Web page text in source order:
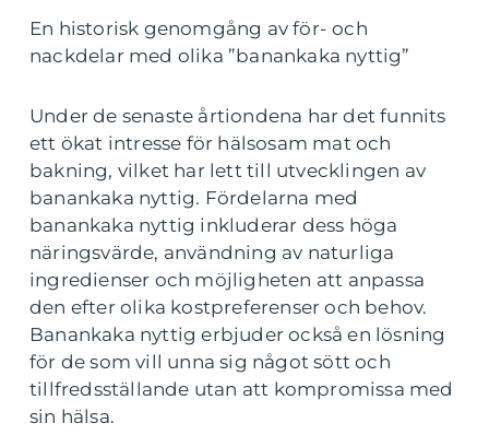
En historisk genomgång av för- och
nackdelar med olika ”banankaka nyttig”
Under de senaste årtiondena har det funnits
ett ökat intresse för hälsosam mat och
bakning, vilket har lett till utvecklingen av
banankaka nyttig. Fördelarna med
banankaka nyttig inkluderar dess höga
näringsvärde, användning av naturliga
ingredienser och möjligheten att anpassa
den efter olika kostpreferenser och behov.
Banankaka nyttig erbjuder också en lösning
för de som vill unna sig något sött och
tillfredsställande utan att kompromissa med
sin hälsa.